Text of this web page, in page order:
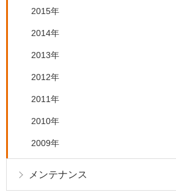
2015年
2014年
2013年
2012年
2011年
2010年
2009年
メンテナンス